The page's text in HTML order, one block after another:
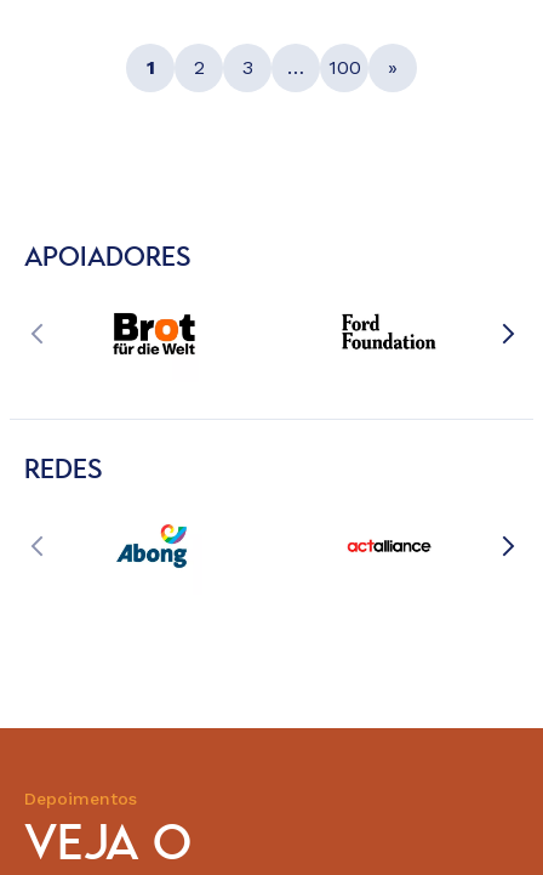
1 2 3 … 100 »
APOIADORES
REDES
Depoimentos
VEJA O